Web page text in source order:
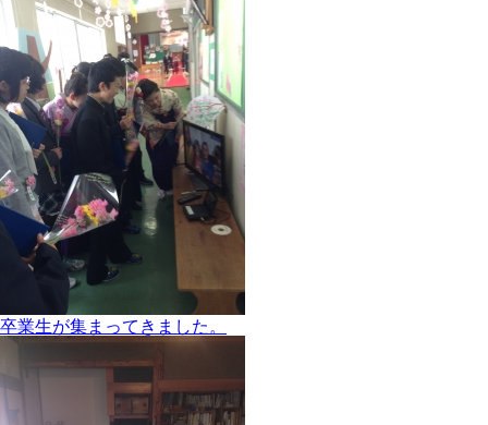
卒業生が集まってきました。